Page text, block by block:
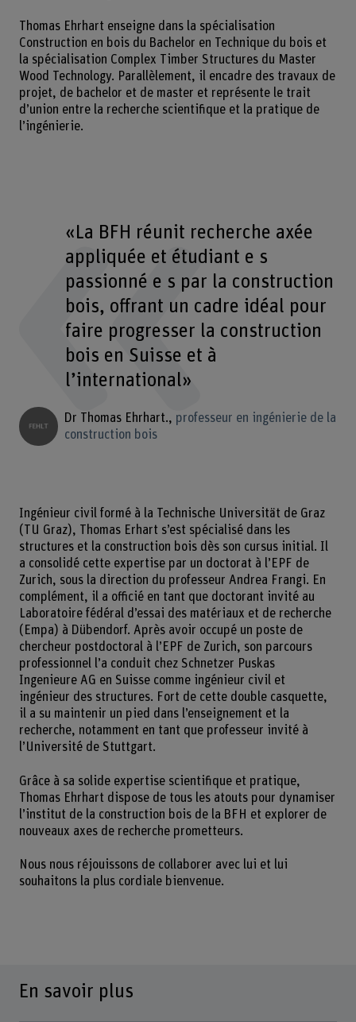
Thomas Ehrhart enseigne dans la spécialisation
Construction en bois du Bachelor en Technique du bois et
la spécialisation Complex Timber Structures du Master
Wood Technology. Parallèlement, il encadre des travaux de
projet, de bachelor et de master et représente le trait
d’union entre la recherche scientifique et la pratique de
l’ingénierie.
«La BFH réunit recherche axée
appliquée et étudiant e s
passionné e s par la construction
bois, offrant un cadre idéal pour
faire progresser la construction
bois en Suisse et à
l’international»
Dr Thomas Ehrhart.
professeur en ingénierie de la
construction bois
Ingénieur civil formé à la Technische Universität de Graz
(TU Graz), Thomas Erhart s’est spécialisé dans les
structures et la construction bois dès son cursus initial. Il
a consolidé cette expertise par un doctorat à l’EPF de
Zurich, sous la direction du professeur Andrea Frangi. En
complément, il a officié en tant que doctorant invité au
Laboratoire fédéral d’essai des matériaux et de recherche
(Empa) à Dübendorf. Après avoir occupé un poste de
chercheur postdoctoral à l’EPF de Zurich, son parcours
professionnel l’a conduit chez Schnetzer Puskas
Ingenieure AG en Suisse comme ingénieur civil et
ingénieur des structures. Fort de cette double casquette,
il a su maintenir un pied dans l’enseignement et la
recherche, notamment en tant que professeur invité à
l’Université de Stuttgart.
Grâce à sa solide expertise scientifique et pratique,
Thomas Ehrhart dispose de tous les atouts pour dynamiser
l’institut de la construction bois de la BFH et explorer de
nouveaux axes de recherche prometteurs.
Nous nous réjouissons de collaborer avec lui et lui
souhaitons la plus cordiale bienvenue.
En savoir plus